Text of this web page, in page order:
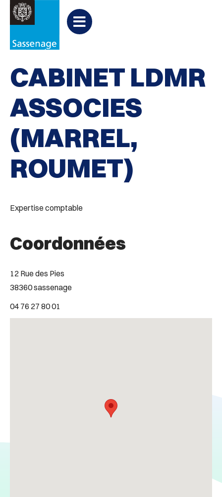
Aller à la recherche
PARTAGER 
Partager
sur
Experts comptables
CABINET LDMR
ASSOCIES
(MARREL,
ROUMET)
Expertise comptable
Coordonnées
12 Rue des Pies
38360 sassenage
04 76 27 80 01